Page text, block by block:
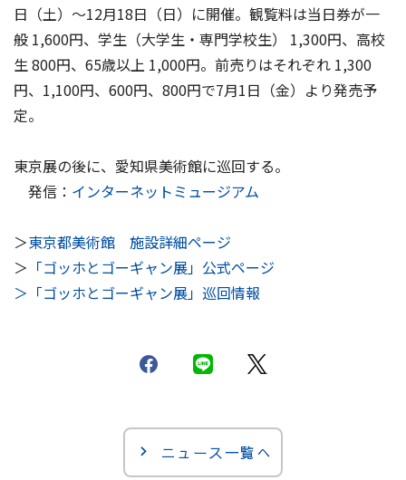
日（土）～12月18日（日）に開催。観覧料は当日券が一
般 1,600円、学生（大学生・専門学校生） 1,300円、高校
生 800円、65歳以上 1,000円。前売りはそれぞれ 1,300
円、1,100円、600円、800円で7月1日（金）より発売予
定。
東京展の後に、愛知県美術館に巡回する。
発信： インターネットミュージアム
＞東京都美術館 施設詳細ページ
＞ 「ゴッホとゴーギャン展」公式ページ
＞ 「ゴッホとゴーギャン展」巡回情報
ニュース一覧へ